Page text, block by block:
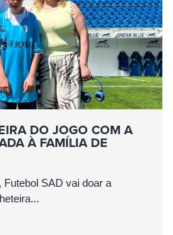
DO JOGO COM A
À FAMÍLIA DE
Futebol SAD vai doar a